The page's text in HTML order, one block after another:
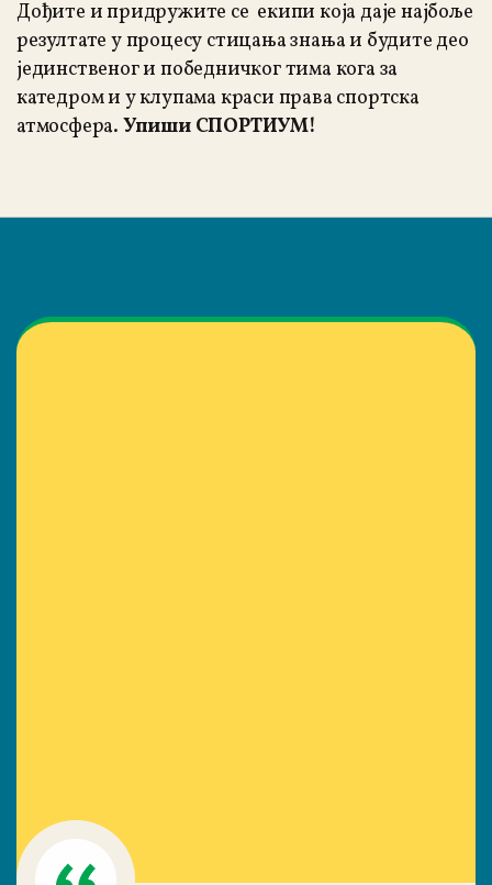
Дођите и придружите се екипи која даје најбоље
резултате у процесу стицања знања и будите део
јединственог и победничког тима кога за
катедром и у клупама краси права спортска
атмосфера. Упиши СПОРТИУМ!